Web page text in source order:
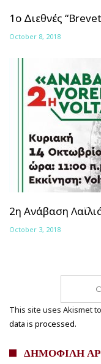
1ο Διεθνές
October 8, 2018
2η Ανάβαση
October 3, 2018
This site uses Akismet
data is processed.
ΔΗΜΟΦΙΛΗ